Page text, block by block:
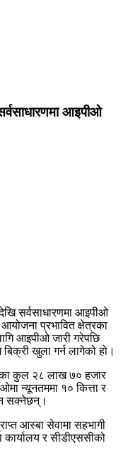
आइपीओ
सर्वसाधारणमा आइपीओ
प्रभावित क्षेत्रका
आइपीओ जारी गरेपछि
खुला गर्न लागेको हो।
कुल २८ लाख ७० हजार
न्यूनतममा १० कित्ता र
सक्नेछन्।
आस्बा सेवामा सहभागी
र सीडीएससीको